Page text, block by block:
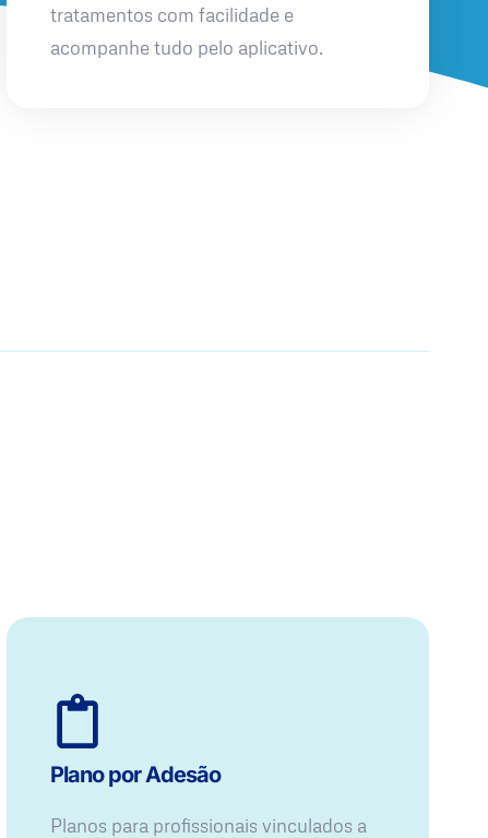
tratamentos com facilidade e
acompanhe tudo pelo aplicativo.
Plano por Adesão
Planos para profissionais vinculados a